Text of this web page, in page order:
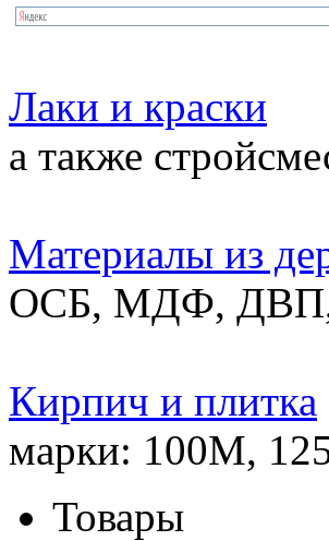
Лаки и краски
а также
Материалы из
ОСБ, МДФ, ДВП,
Кирпич и плитка
марки: 100М,
Товары